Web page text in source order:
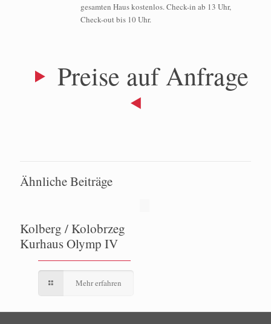
gesamten Haus kostenlos. Check-in ab 13 Uhr,
Check-out bis 10 Uhr.
Preise auf Anfrage
Ähnliche Beiträge
Kolberg / Kolobrzeg
Kurhaus Olymp IV
Mehr erfahren